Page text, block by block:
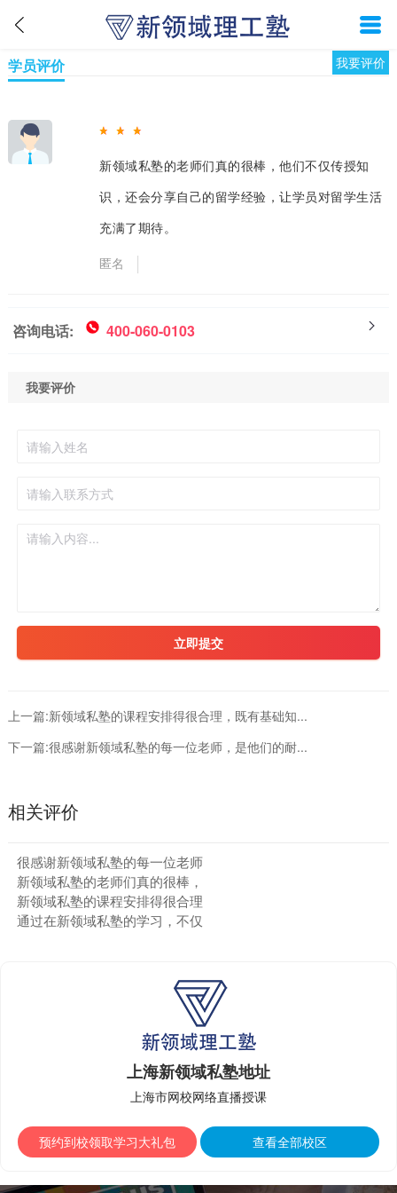
学员评价 我要评价
新领域私塾的老师们真的很棒，他们不仅传授知
识，还会分享自己的留学经验，让学员对留学生活
充满了期待。
匿名
咨询电话: 400-060-0103
我要评价
立即提交
上一篇:新领域私塾的课程安排得很合理，既有基础知...
下一篇:很感谢新领域私塾的每一位老师，是他们的耐...
相关评价
很感谢新领域私塾的每一位老师
新领域私塾的老师们真的很棒，
新领域私塾的课程安排得很合理
通过在新领域私塾的学习，不仅
上海新领域私塾地址
上海市网校网络直播授课
预约到校领取学习大礼包 查看全部校区